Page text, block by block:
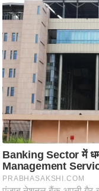
स्थ
ल
फि
ट
ने
स
त्रा
रि
ले
श
न